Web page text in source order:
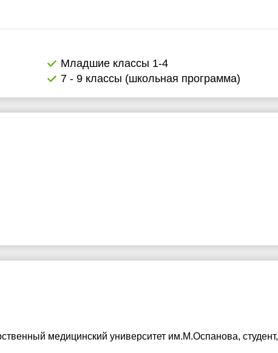
Младшие классы 1-4
7 - 9 классы (школьная программа)
медицинский университет им.М.Оспанова, студент,